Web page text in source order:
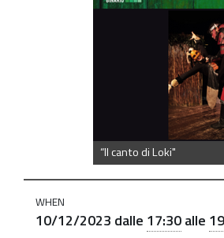
“Il canto di Loki"
anni)
WHEN
10/12/2023 dalle 17:30alle